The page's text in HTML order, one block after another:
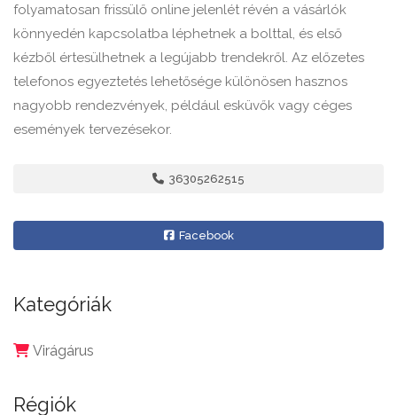
folyamatosan frissülő online jelenlét révén a vásárlók
könnyedén kapcsolatba léphetnek a bolttal, és első
kézből értesülhetnek a legújabb trendekről. Az előzetes
telefonos egyeztetés lehetősége különösen hasznos
nagyobb rendezvények, például esküvők vagy céges
események tervezésekor.
36305262515
Facebook
Kategóriák
Virágárus
Régiók